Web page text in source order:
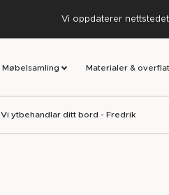
Vi oppdaterer
Møbelsamling Materialer &
Vi ytbehandlar ditt bord - Fredrik